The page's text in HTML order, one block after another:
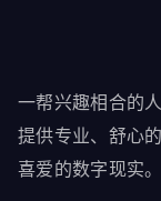
一帮兴趣相合的
提供专业、舒心
喜爱的数字现实